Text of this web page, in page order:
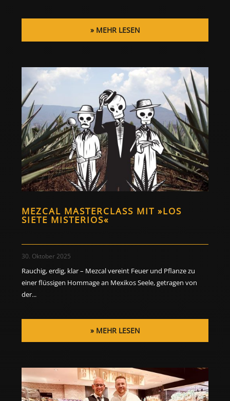
MEHR LESEN
MEZCAL MASTERCLASS MIT »LOS
SIETE MISTERIOS«
30. Oktober 2025
Rauchig, erdig, klar – Mezcal vereint Feuer und Pflanze zu
einer flüssigen Hommage an Mexikos Seele, getragen von
der...
MEHR LESEN